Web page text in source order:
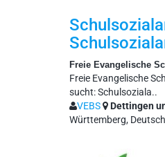
Freie Evangelische
Freie Evangelische
sucht: Schulsoziala..
VEBS
Dettingen
Württemberg,